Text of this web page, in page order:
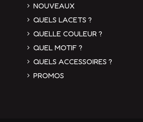
NOUVEAUX
QUELS LACETS ?
QUELLE COULEUR ?
QUEL MOTIF ?
QUELS ACCESSOIRES ?
PROMOS